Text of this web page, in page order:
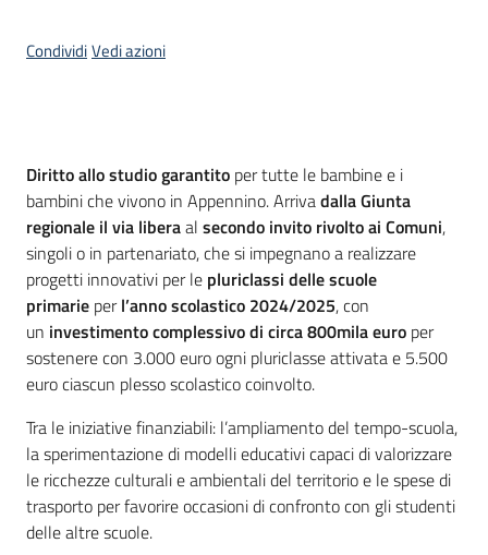
CondividiVedi azioni
Introduzione
Diritto allo studio garantito per tutte le bambine e i
bambini che vivono in Appennino. Arrivadalla Giunta
regionale il via liberaal secondo invito rivolto ai Comuni,
singoli o in partenariato, che si impegnano a realizzare
progetti innovativi per le pluriclassi delle scuole
primarie perl’anno scolastico 2024/2025, con
un investimento complessivo di circa 800mila euro per
sostenere con 3.000 euro ogni pluriclasse attivata e 5.500
euro ciascun plesso scolastico coinvolto.
Tra le iniziative finanziabili: l’ampliamento del tempo-scuola,
la sperimentazione di modelli educativi capaci di valorizzare
le ricchezze culturali e ambientali del territorio e le spese di
trasporto per favorire occasioni di confronto con gli studenti
delle altre scuole.